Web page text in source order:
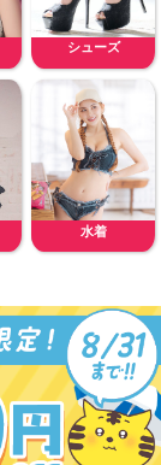
シューズ
水着